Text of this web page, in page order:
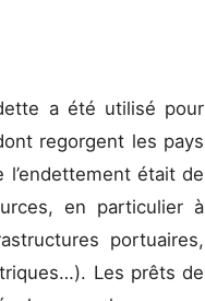
a été utilisé pour
regorgent les pays
était de
en particulier à
portuaires,
Les prêts de